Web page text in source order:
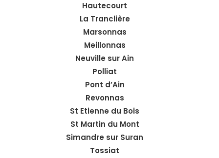
Hautecourt
La Tranclière
Marsonnas
Meillonnas
Neuville sur Ain
Polliat
Pont d’Ain
Revonnas
St Etienne du Bois
St Martin du Mont
Simandre sur Suran
Tossiat